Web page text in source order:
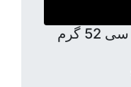
جار دیپلمات 700 سی سی 52 گرم